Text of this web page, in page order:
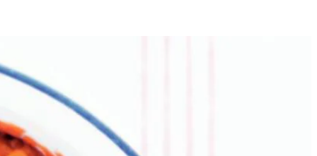
rondom bruin. Neem de kip vervolgens uit de pan en bak de
en zout. Bak het geheel nog 3 min.
Zet het vuur hoog en laat de saus 6 min. inkoken.